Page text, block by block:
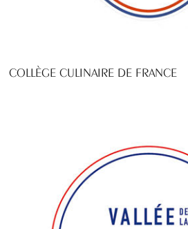
COLLÈGE CULINAIRE DE FRANCE